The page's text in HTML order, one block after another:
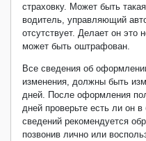
страховку. Может быть
водитель, управляющий
отсутствует. Делает он это
может быть оштрафован.
Все сведения об
изменения, должны быть
дней. После оформления
дней проверьте есть ли он
сведений рекомендуется
позвонив лично или